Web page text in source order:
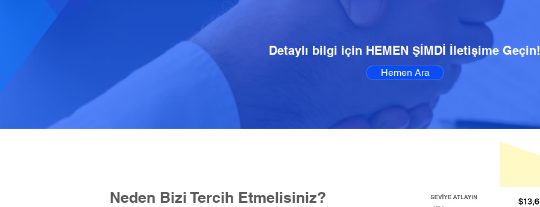
Detaylı bilgi için HEMEN ŞİMDİ İletişime Geçin!
Hemen Ara
Neden Bizi Tercih Etmelisiniz?